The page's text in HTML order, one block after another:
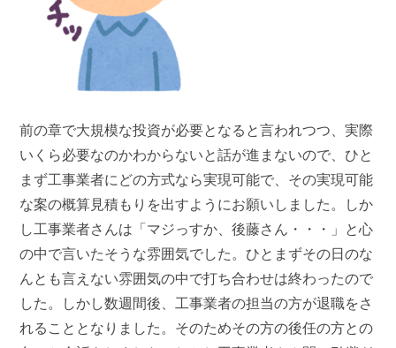
前の章で大規模な投資が必要となると言われつつ、実際
いくら必要なのかわからないと話が進まないので、ひと
まず工事業者にどの方式なら実現可能で、その実現可能
な案の概算見積もりを出すようにお願いしました。しか
し工事業者さんは「マジっすか、後藤さん・・・」と心
の中で言いたそうな雰囲気でした。ひとまずその日のな
んとも言えない雰囲気の中で打ち合わせは終わったので
した。しかし数週間後、工事業者の担当の方が退職をさ
れることとなりました。そのためその方の後任の方との